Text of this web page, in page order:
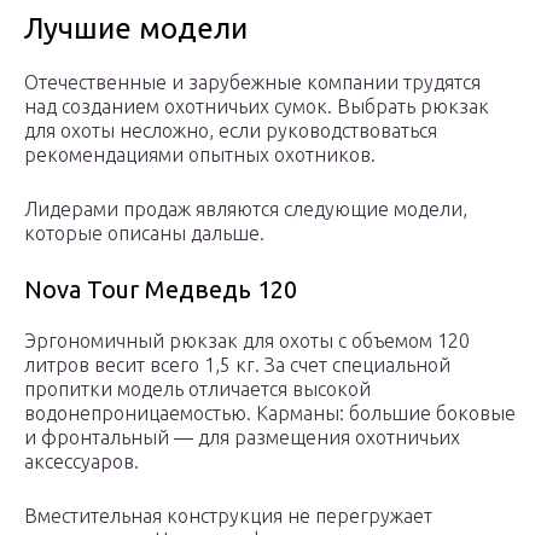
Лучшие модели
Отечественные и зарубежные компании трудятся
над созданием охотничьих сумок. Выбрать рюкзак
для охоты несложно, если руководствоваться
рекомендациями опытных охотников.
Лидерами продаж являются следующие модели,
которые описаны дальше.
Nova Tour Медведь 120
Эргономичный рюкзак для охоты с объемом 120
литров весит всего 1,5 кг. За счет специальной
пропитки модель отличается высокой
водонепроницаемостью. Карманы: большие боковые
и фронтальный — для размещения охотничьих
аксессуаров.
Вместительная конструкция не перегружает